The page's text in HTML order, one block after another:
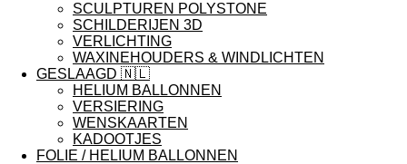
SCULPTUREN POLYSTONE
SCHILDERIJEN 3D
VERLICHTING
WAXINEHOUDERS & WINDLICHTEN
GESLAAGD 🇳🇱
HELIUM BALLONNEN
VERSIERING
WENSKAARTEN
KADOOTJES
FOLIE / HELIUM BALLONNEN